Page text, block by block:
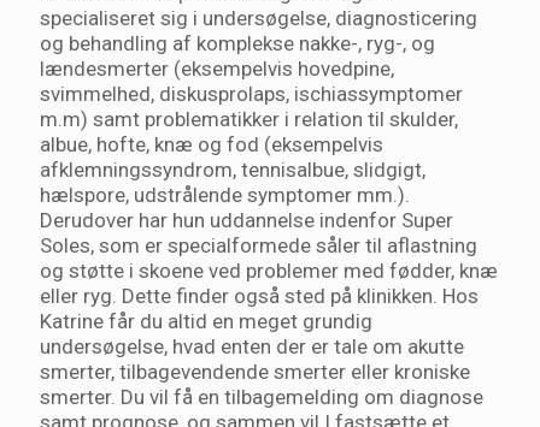
specialiseret sig i undersøgelse, diagnosticering
og behandling af komplekse nakke-, ryg-, og
lændesmerter (eksempelvis hovedpine,
svimmelhed, diskusprolaps, ischiassymptomer
m.m) samt problematikker i relation til skulder,
albue, hofte, knæ og fod (eksempelvis
afklemningssyndrom, tennisalbue, slidgigt,
hælspore, udstrålende symptomer mm.).
Derudover har hun uddannelse indenfor Super
Soles, som er specialformede såler til aflastning
og støtte i skoene ved problemer med fødder, knæ
eller ryg. Dette finder også sted på klinikken. Hos
Katrine får du altid en meget grundig
undersøgelse, hvad enten der er tale om akutte
smerter, tilbagevendende smerter eller kroniske
smerter. Du vil få en tilbagemelding om diagnose